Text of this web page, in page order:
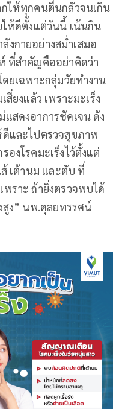
ให้ทุกคนตื่นกลัวจนเกิน
ให้ดีตั้งแต่วันนี้ เน้นกิน
กายอย่างสม่ำเสมอ
ที่สำคัญคืออย่าคิดว่า
ยเฉพาะกลุ่มวัยทำงาน
ยงแล้ว เพราะมะเร็ง
สดงอาการชัดเจน ดัง
และไปตรวจสุขภาพ
องโรคมะเร็งไว้ตั้งแต่
ส้ เต้านม และตับ ที่
ราะ ถ้ายิ่งตรวจพบได้
สูง” นพ.ดุลยทรรศน์